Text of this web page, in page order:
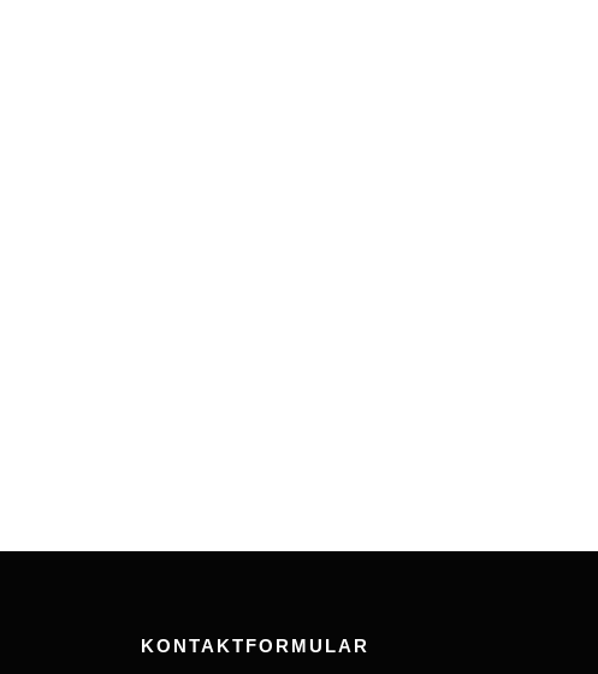
KONTAKTFORMULAR